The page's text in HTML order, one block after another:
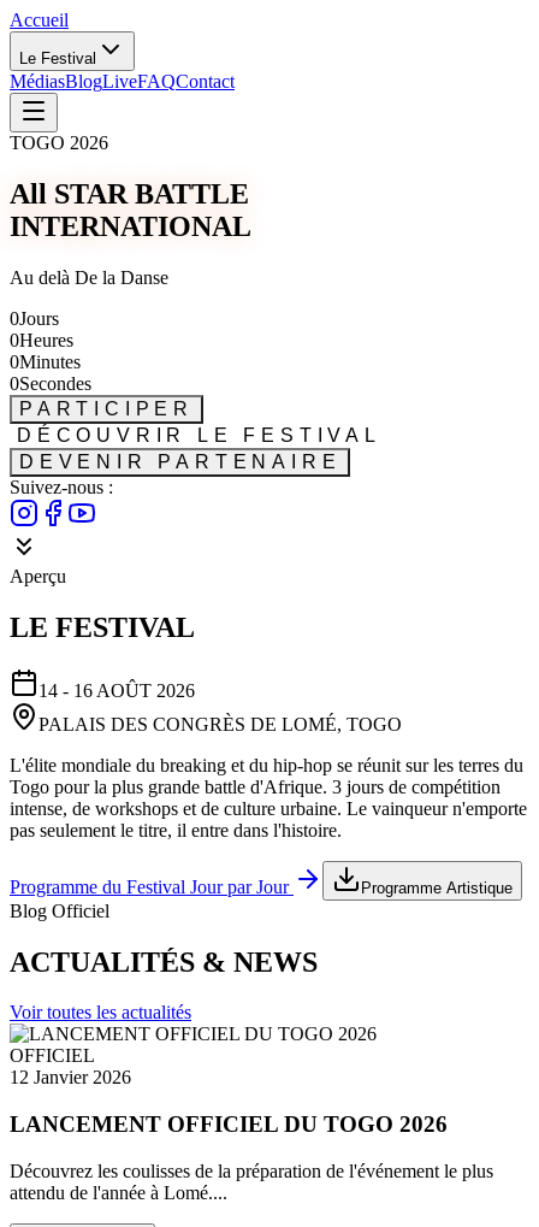
Accueil
Le Festival
MédiasBlogLiveFAQContact
TOGO 2026
All STAR BATTLE
INTERNATIONAL
Au delà De la Danse
0Jours
0Heures
0Minutes
0Secondes
PARTICIPER
DÉCOUVRIR LE FESTIVAL
DEVENIR PARTENAIRE
Suivez-nous :
Aperçu
LE FESTIVAL
14 - 16 AOÛT 2026
PALAIS DES CONGRÈS DE LOMÉ, TOGO
L'élite mondiale du breaking et du hip-hop se réunit sur les terres du
Togo pour la plus grande battle d'Afrique. 3 jours de compétition
intense, de workshops et de culture urbaine. Le vainqueur n'emporte
pas seulement le titre, il entre dans l'histoire.
Programme du Festival Jour par Jour Programme Artistique
Blog Officiel
ACTUALITÉS & NEWS
Voir toutes les actualités
OFFICIEL
12 Janvier 2026
LANCEMENT OFFICIEL DU TOGO 2026
Découvrez les coulisses de la préparation de l'événement le plus
attendu de l'année à Lomé....